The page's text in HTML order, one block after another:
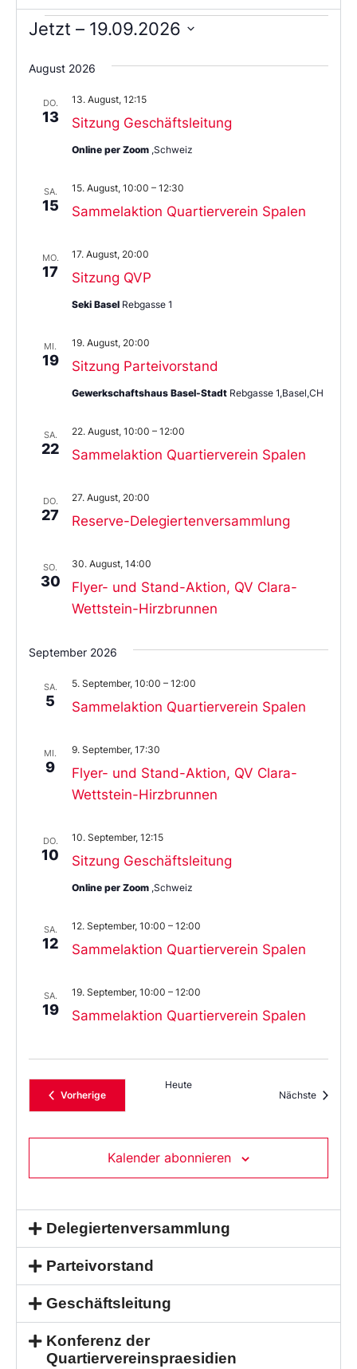
Jetzt – 19.09.2026
Sie
das
aus.
August 2026
DO.
13 Sitzung Geschäftsleitung
13. August, 12:15
Online per Zoom ,Schweiz
SA.
15 Sammelaktion Quartierverein Spalen
15. August, 10:00 – 12:30
MO.
17 Sitzung QVP
17. August, 20:00
Seki Basel Rebgasse 1
MI.
19 Sitzung Parteivorstand
19. August, 20:00
Gewerkschaftshaus Basel-Stadt Rebgasse 1,Basel,CH
SA.
22 Sammelaktion Quartierverein Spalen
22. August, 10:00 – 12:00
DO.
27 Reserve-Delegiertenversammlung
27. August, 20:00
SO.
30
Flyer- und Stand-Aktion, QV Clara-
Wettstein-Hirzbrunnen
30. August, 14:00
September 2026
SA.
5 Sammelaktion Quartierverein Spalen
5. September, 10:00 – 12:00
MI.
9
Flyer- und Stand-Aktion, QV Clara-
Wettstein-Hirzbrunnen
9. September, 17:30
DO.
10 Sitzung Geschäftsleitung
10. September, 12:15
Online per Zoom ,Schweiz
SA.
12 Sammelaktion Quartierverein Spalen
12. September, 10:00 – 12:00
SA.
19 Sammelaktion Quartierverein Spalen
19. September, 10:00 – 12:00
VorherigeVeranstaltungen
Heute
Nächste
Kalender abonnieren
Delegiertenversammlung
Parteivorstand
Geschäftsleitung
Konferenz der
Quartiervereinspraesidien